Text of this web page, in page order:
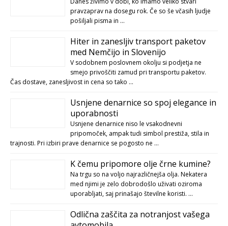
pravzaprav na dosegu rok. Če so še včasih ljudje
pošiljali pisma in …
Hiter in zanesljiv transport paketov
med Nemčijo in Slovenijo
V sodobnem poslovnem okolju si podjetja ne
smejo privoščiti zamud pri transportu paketov.
Čas dostave, zanesljivost in cena so tako …
Usnjene denarnice so spoj elegance in
uporabnosti
Usnjene denarnice niso le vsakodnevni
pripomoček, ampak tudi simbol prestiža, stila in
trajnosti. Pri izbiri prave denarnice se pogosto ne …
K čemu pripomore olje črne kumine?
Na trgu so na voljo najrazličnejša olja. Nekatera
med njimi je zelo dobrodošlo uživati oziroma
uporabljati, saj prinašajo številne koristi. …
Odlična zaščita za notranjost vašega